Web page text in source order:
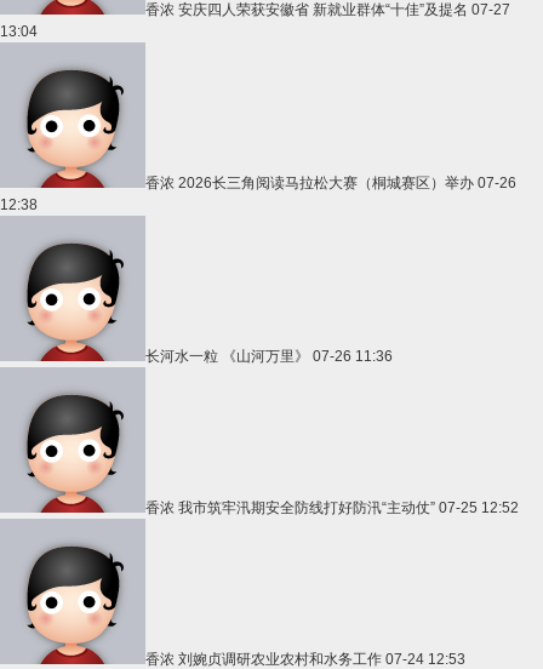
香浓 安庆四人荣获安徽省 新就业群体“十佳”及提名 07-27
13:04
香浓 2026长三角阅读马拉松大赛（桐城赛区）举办 07-26
12:38
长河水一粒 《山河万里》 07-26 11:36
香浓 我市筑牢汛期安全防线打好防汛“主动仗” 07-25 12:52
香浓 刘婉贞调研农业农村和水务工作 07-24 12:53